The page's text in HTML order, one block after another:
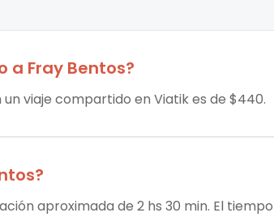
a Fray Bentos?
viaje compartido en Viatik es de $440.
?
aproximada de 2 hs 30 min. El